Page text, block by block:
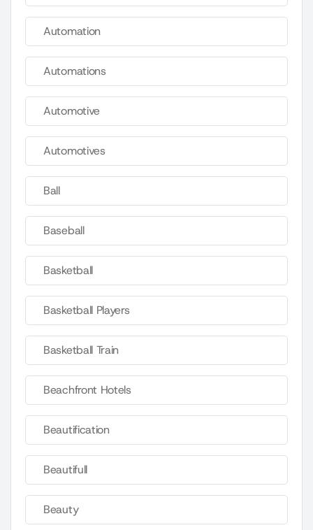
Automation
Automations
Automotive
Automotives
Ball
Baseball
Basketball
Basketball Players
Basketball Train
Beachfront Hotels
Beautification
Beautifull
Beauty